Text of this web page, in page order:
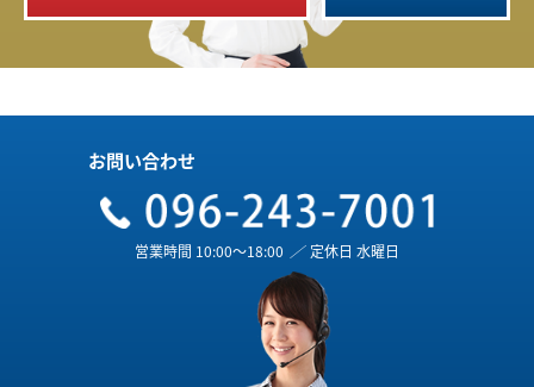
お問い合わせ
営業時間 10:00～18:00 ／ 定休日 水曜日